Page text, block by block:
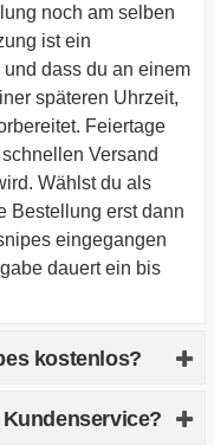
noch am selben
ist ein
dass du an einem
späteren Uhrzeit,
Feiertage
Versand
Wählst du als
Bestellung erst dann
eingegangen
dauert ein bis
kostenlos?
einen